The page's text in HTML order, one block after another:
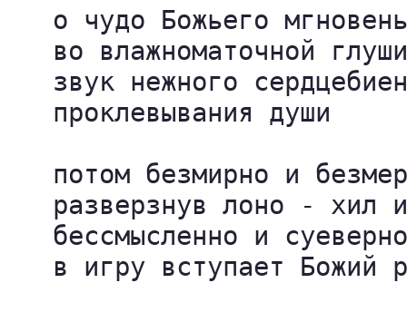
о чудо Божьего
во влажноматочной
звук нежного
   проклевывания души
потом безмирно и
разверзнув лоно - хил
   бессмысленно и суеверно
в игру вступает Божий